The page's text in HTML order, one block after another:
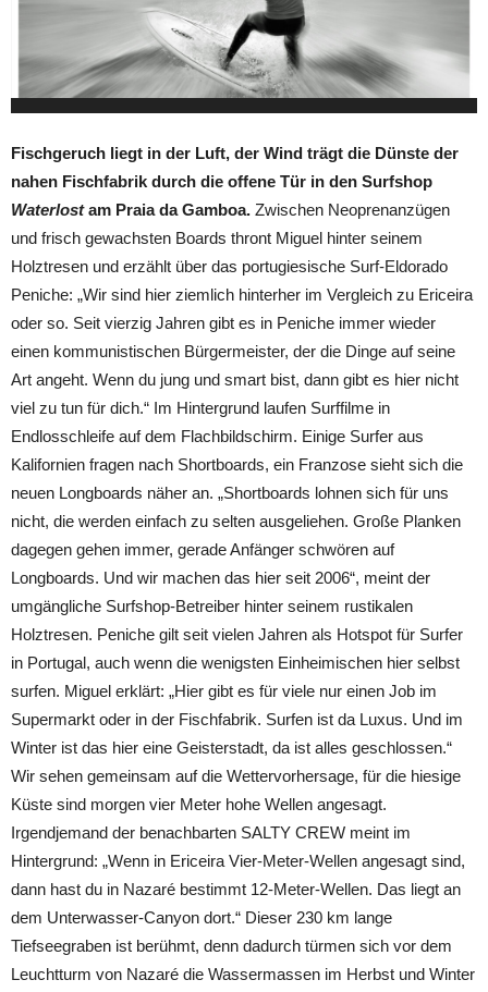
Fischgeruch liegt in der Luft, der Wind trägt die Dünste der
nahen Fischfabrik durch die offene Tür in den Surfshop
Waterlostam Praia da Gamboa. Zwischen Neoprenanzügen
und frisch gewachsten Boards thront Miguel hinter seinem
Holztresen und erzählt über das portugiesische Surf-Eldorado
Peniche: „Wir sind hier ziemlich hinterher im Vergleich zu Ericeira
oder so. Seit vierzig Jahren gibt es in Peniche immer wieder
einen kommunistischen Bürgermeister, der die Dinge auf seine
Art angeht. Wenn du jung und smart bist, dann gibt es hier nicht
viel zu tun für dich.“ Im Hintergrund laufen Surffilme in
Endlosschleife auf dem Flachbildschirm. Einige Surfer aus
Kalifornien fragen nach Shortboards, ein Franzose sieht sich die
neuen Longboards näher an. „Shortboards lohnen sich für uns
nicht, die werden einfach zu selten ausgeliehen. Große Planken
dagegen gehen immer, gerade Anfänger schwören auf
Longboards. Und wir machen das hier seit 2006“, meint der
umgängliche Surfshop-Betreiber hinter seinem rustikalen
Holztresen. Peniche gilt seit vielen Jahren als Hotspot für Surfer
in Portugal, auch wenn die wenigsten Einheimischen hier selbst
surfen. Miguel erklärt: „Hier gibt es für viele nur einen Job im
Supermarkt oder in der Fischfabrik. Surfen ist da Luxus. Und im
Winter ist das hier eine Geisterstadt, da ist alles geschlossen.“
Wir sehen gemeinsam auf die Wettervorhersage, für die hiesige
Küste sind morgen vier Meter hohe Wellen angesagt.
Irgendjemand der benachbarten SALTY CREW meint im
Hintergrund: „Wenn in Ericeira Vier-Meter-Wellen angesagt sind,
dann hast du in Nazaré bestimmt 12-Meter-Wellen. Das liegt an
dem Unterwasser-Canyon dort.“ Dieser 230 km lange
Tiefseegraben ist berühmt, denn dadurch türmen sich vor dem
Leuchtturm von Nazaré die Wassermassen im Herbst und Winter